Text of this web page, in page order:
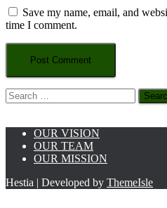
Save my name, email, and
time I comment.
Search
for:
OUR VISION
OUR TEAM
OUR MISSION
Hestia | Developed by ThemeIsle